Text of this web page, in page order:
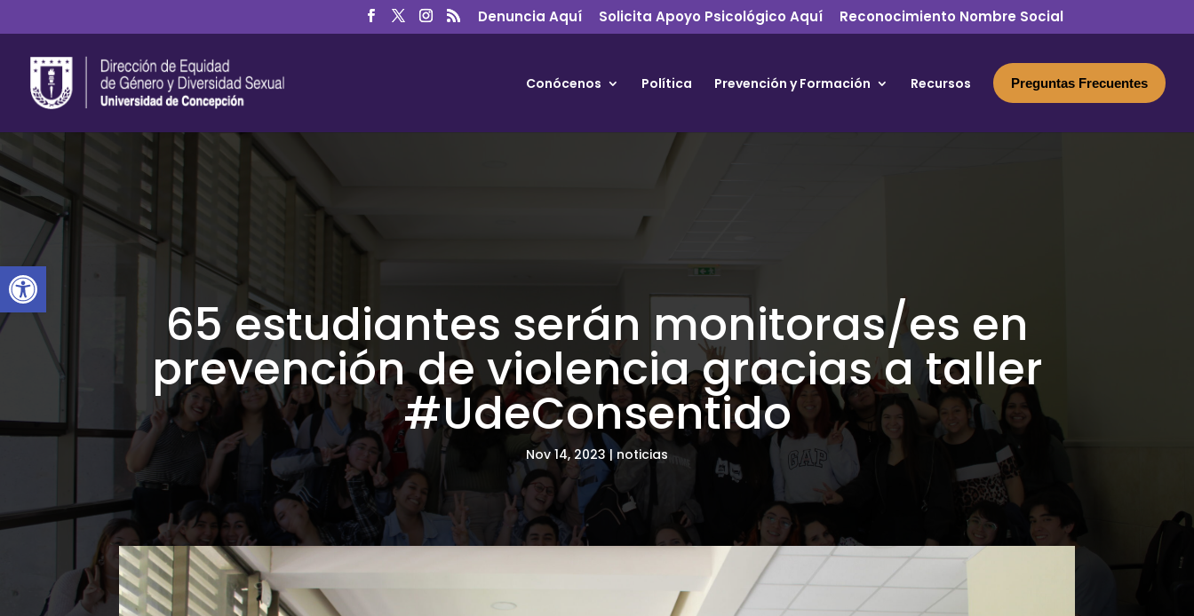
Abrir barra de herramientas
Denuncia Aquí Solicita Apoyo Psicológico Aquí Reconocimiento Nombre Social
Conócenos Política Prevención y Formación Recursos Preguntas Frecuentes
65 estudiantes serán monitoras/es en
prevención de violencia gracias a taller
#UdeConsentido
Nov 14, 2023 noticias